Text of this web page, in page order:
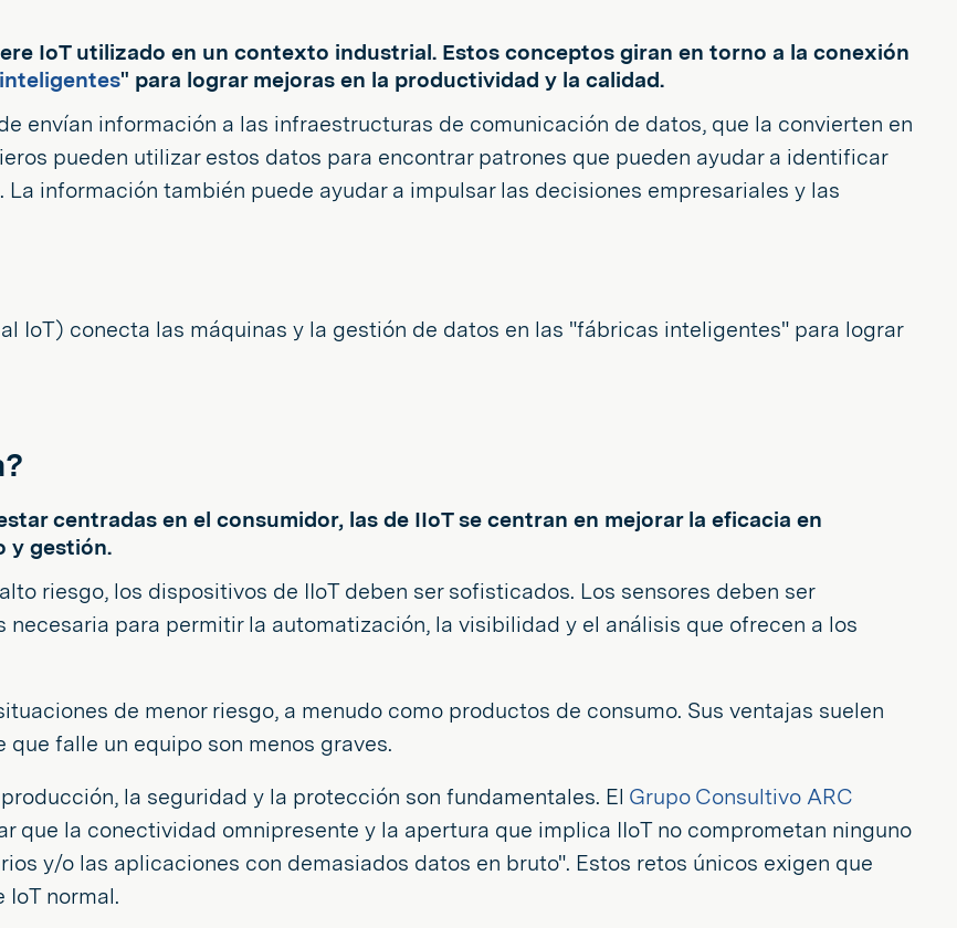
IoT utilizado en un contexto industrial. Estos conceptos giran en torno a la conexión
" para lograr mejoras en la productividad y la calidad.
envían información a las infraestructuras de comunicación de datos, que la convierten en
pueden utilizar estos datos para encontrar patrones que pueden ayudar a identificar
. La información también puede ayudar a impulsar las decisiones empresariales y las
IoT) conecta las máquinas y la gestión de datos en las "fábricas inteligentes" para lograr
centradas en el consumidor, las de IIoT se centran en mejorar la eficacia en
y gestión.
riesgo, los dispositivos de IIoT deben ser sofisticados. Los sensores deben ser
para permitir la automatización, la visibilidad y el análisis que ofrecen a los
de menor riesgo, a menudo como productos de consumo. Sus ventajas suelen
falle un equipo son menos graves.
la seguridad y la protección son fundamentales. El Grupo Consultivo ARC
que la conectividad omnipresente y la apertura que implica IIoT no comprometan ninguno
y/o las aplicaciones con demasiados datos en bruto". Estos retos únicos exigen que
normal.